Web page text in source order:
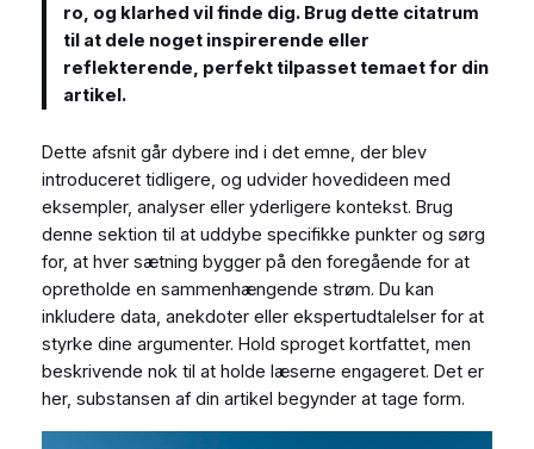
ro, og klarhed vil finde dig. Brug dette citatrum
til at dele noget inspirerende eller
reflekterende, perfekt tilpasset temaet for din
artikel.
Dette afsnit går dybere ind i det emne, der blev
introduceret tidligere, og udvider hovedideen med
eksempler, analyser eller yderligere kontekst. Brug
denne sektion til at uddybe specifikke punkter og sørg
for, at hver sætning bygger på den foregående for at
opretholde en sammenhængende strøm. Du kan
inkludere data, anekdoter eller ekspertudtalelser for at
styrke dine argumenter. Hold sproget kortfattet, men
beskrivende nok til at holde læserne engageret. Det er
her, substansen af din artikel begynder at tage form.